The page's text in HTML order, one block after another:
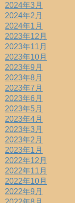
2024年3月
2024年2月
2024年1月
2023年12月
2023年11月
2023年10月
2023年9月
2023年8月
2023年7月
2023年6月
2023年5月
2023年4月
2023年3月
2023年2月
2023年1月
2022年12月
2022年11月
2022年10月
2022年9月